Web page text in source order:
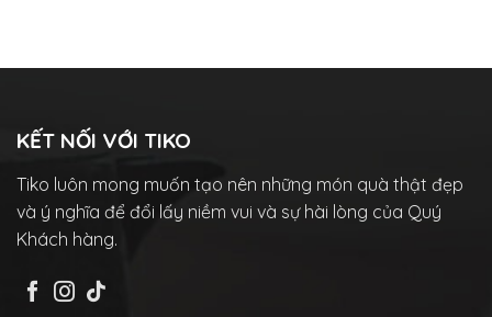
KẾT NỐI VỚI TIKO
Tiko luôn mong muốn tạo nên những món quà thật đẹp
và ý nghĩa để đổi lấy niềm vui và sự hài lòng của Quý
Khách hàng.